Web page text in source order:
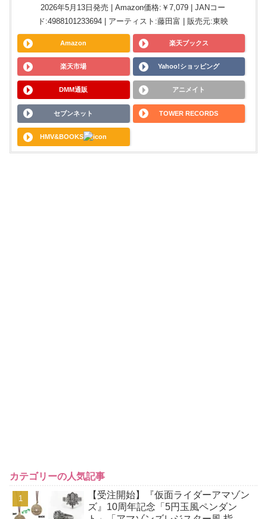
2026年5月13日発売 | Amazon価格:￥7,079 | JANコー
ド:4988101233694 | アーティスト:藤田富 | 販売元:東映
Amazon 楽天ブックス
楽天市場 Yahoo!ショッピング
DMM通販 アニメイト
セブンネット TOWER RECORDS
HMV&BOOKS
カテゴリーの人気記事
【受注開始】『仮面ライダーアマゾン
ズ』10周年記念「5円玉風ペンダン